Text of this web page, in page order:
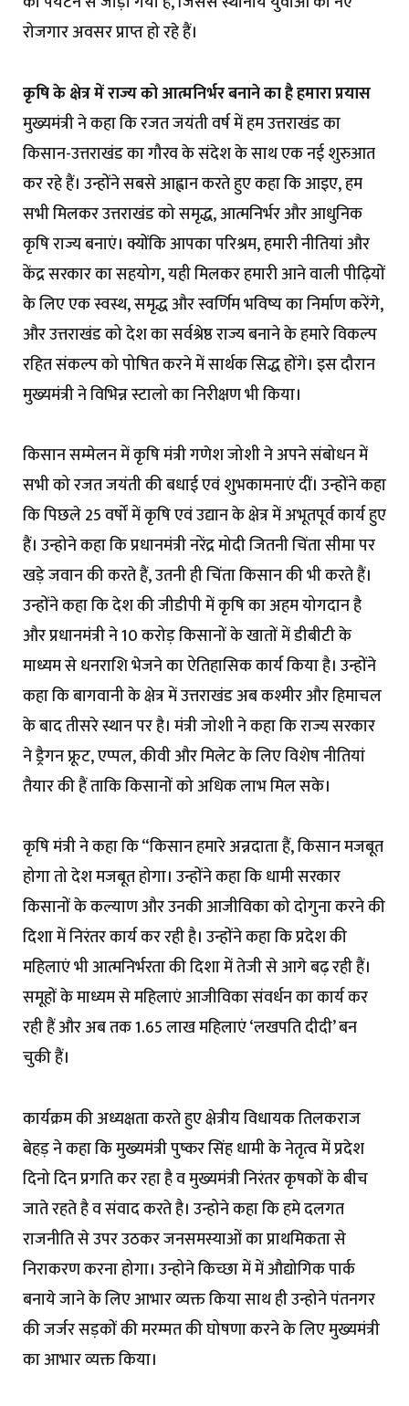
रोजगार अवसर प्राप्त हो रहे हैं।
कृषि के क्षेत्र में राज्य को आत्मनिर्भर बनाने का है हमारा प्रयास
मुख्यमंत्री ने कहा कि रजत जयंती वर्ष में हम उत्तराखंड का
किसान-उत्तराखंड का गौरव के संदेश के साथ एक नई शुरुआत
कर रहे हैं। उन्होंने सबसे आह्वान करते हुए कहा कि आइए, हम
सभी मिलकर उत्तराखंड को समृद्ध, आत्मनिर्भर और आधुनिक
कृषि राज्य बनाएं। क्योंकि आपका परिश्रम, हमारी नीतियां और
केंद्र सरकार का सहयोग, यही मिलकर हमारी आने वाली पीढ़ियों
के लिए एक स्वस्थ, समृद्ध और स्वर्णिम भविष्य का निर्माण करेंगे,
और उत्तराखंड को देश का सर्वश्रेष्ठ राज्य बनाने के हमारे विकल्प
रहित संकल्प को पोषित करने में सार्थक सिद्ध होंगे। इस दौरान
मुख्यमंत्री ने विभिन्न स्टालो का निरीक्षण भी किया।
किसान सम्मेलन में कृषि मंत्री गणेश जोशी ने अपने संबोधन में
सभी को रजत जयंती की बधाई एवं शुभकामनाएं दीं। उन्होंने कहा
कि पिछले 25 वर्षों में कृषि एवं उद्यान के क्षेत्र में अभूतपूर्व कार्य हुए
हैं। उन्होने कहा कि प्रधानमंत्री नरेंद्र मोदी जितनी चिंता सीमा पर
खड़े जवान की करते हैं, उतनी ही चिंता किसान की भी करते हैं।
उन्होंने कहा कि देश की जीडीपी में कृषि का अहम योगदान है
और प्रधानमंत्री ने 10 करोड़ किसानों के खातों में डीबीटी के
माध्यम से धनराशि भेजने का ऐतिहासिक कार्य किया है। उन्होंने
कहा कि बागवानी के क्षेत्र में उत्तराखंड अब कश्मीर और हिमाचल
के बाद तीसरे स्थान पर है। मंत्री जोशी ने कहा कि राज्य सरकार
ने ड्रैगन फ्रूट, एप्पल, कीवी और मिलेट के लिए विशेष नीतियां
तैयार की हैं ताकि किसानों को अधिक लाभ मिल सके।
कृषि मंत्री ने कहा कि “किसान हमारे अन्नदाता हैं, किसान मजबूत
होगा तो देश मजबूत होगा। उन्होंने कहा कि धामी सरकार
किसानों के कल्याण और उनकी आजीविका को दोगुना करने की
दिशा में निरंतर कार्य कर रही है। उन्होंने कहा कि प्रदेश की
महिलाएं भी आत्मनिर्भरता की दिशा में तेजी से आगे बढ़ रही हैं।
समूहों के माध्यम से महिलाएं आजीविका संवर्धन का कार्य कर
रही हैं और अब तक 1.65 लाख महिलाएं ‘लखपति दीदी’ बन
चुकी हैं।
कार्यक्रम की अध्यक्षता करते हुए क्षेत्रीय विधायक तिलकराज
बेहड़ ने कहा कि मुख्यमंत्री पुष्कर सिंह धामी के नेतृत्व में प्रदेश
दिनो दिन प्रगति कर रहा है व मुख्यमंत्री निरंतर कृषकों के बीच
जाते रहते है व संवाद करते है। उन्होने कहा कि हमे दलगत
राजनीति से उपर उठकर जनसमस्याओं का प्राथमिकता से
निराकरण करना होगा। उन्होने किच्छा में में औद्योगिक पार्क
बनाये जाने के लिए आभार व्यक्त किया साथ ही उन्होने पंतनगर
की जर्जर सड़कों की मरम्मत की घोषणा करने के लिए मुख्यमंत्री
का आभार व्यक्त किया।